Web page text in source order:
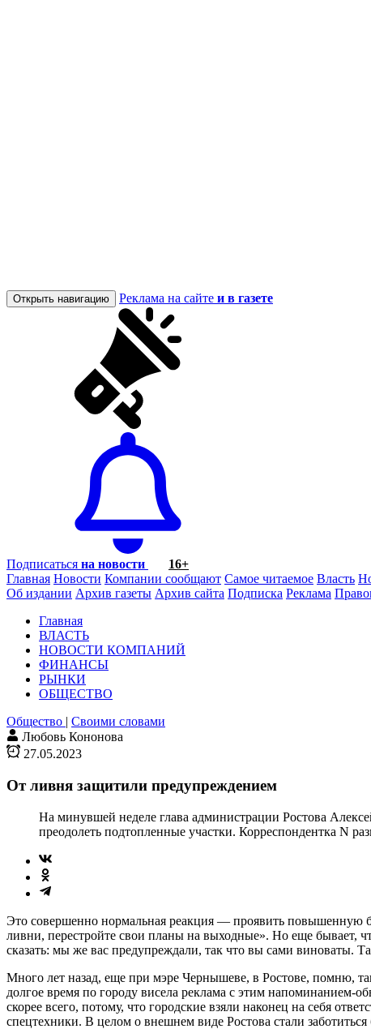
Открыть навигацию Реклама на сайте и в газете
Подписаться на новости
16+
Главная Новости Компании сообщают Самое читаемое Власть
Об издании Архив газеты Архив сайта Подписка Реклама
Главная
ВЛАСТЬ
НОВОСТИ КОМПАНИЙ
ФИНАНСЫ
РЫНКИ
ОБЩЕСТВО
Общество | Своими словами
Любовь Кононова
27.05.2023
От ливня защитили предупреждением
На минувшей неделе глава администрации Ростова
преодолеть подтопленные участки. Корреспондентка N
Это совершенно нормальная реакция — проявить повышенную
ливни, перестройте свои планы на выходные». Но еще бывает,
сказать: мы же вас предупреждали, так что вы сами виноваты.
Много лет назад, еще при мэре Чернышеве, в Ростове, помню,
долгое время по городу висела реклама с этим напоминанием-
скорее всего, потому, что городские взяли наконец на себя
спецтехники. В целом о внешнем виде Ростова стали заботиться